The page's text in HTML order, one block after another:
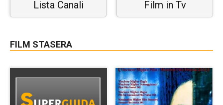
Lista Canali Film in Tv
FILM STASERA